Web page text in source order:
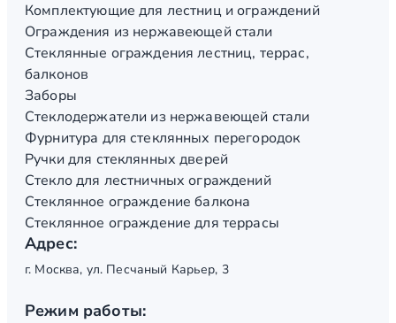
Комплектующие для лестниц и ограждений
Ограждения из нержавеющей стали
Стеклянные ограждения лестниц, террас,
балконов
Заборы
Стеклодержатели из нержавеющей стали
Фурнитура для стеклянных перегородок
Ручки для стеклянных дверей
Стекло для лестничных ограждений
Стеклянное ограждение балкона
Стеклянное ограждение для террасы
Адрес:
г. Москва, ул. Песчаный Карьер, 3
Режим работы: